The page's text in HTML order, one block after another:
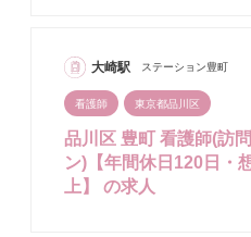
大崎駅 ステーション豊町
看護師 東京都品川区
品川区 豊町 看護師(訪
ン)【年間休日120日・
上】 の求人